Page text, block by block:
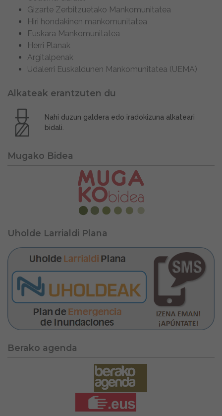
Gizarte Zerbitzuetako Mankomunitatea
Hiri hondakinen mankomunitatea
Euskara Mankomunitatea
Herri Planak
Argitalpenak
Udalerri Euskaldunen Mankomunitatea (UEMA)
Alkateak erantzuten du
Nahi duzun galdera edo iradokizuna alkateari
bidali.
Mugako Bidea
Uholde Larrialdi Plana
Berako agenda